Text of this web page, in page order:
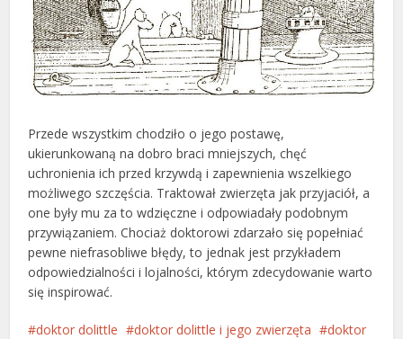
Przede wszystkim chodziło o jego postawę,
ukierunkowaną na dobro braci mniejszych, chęć
uchronienia ich przed krzywdą i zapewnienia wszelkiego
możliwego szczęścia. Traktował zwierzęta jak przyjaciół, a
one były mu za to wdzięczne i odpowiadały podobnym
przywiązaniem. Chociaż doktorowi zdarzało się popełniać
pewne niefrasobliwe błędy, to jednak jest przykładem
odpowiedzialności i lojalności, którym zdecydowanie warto
się inspirować.
doktor dolittle doktor dolittle i jego zwierzęta
doktor